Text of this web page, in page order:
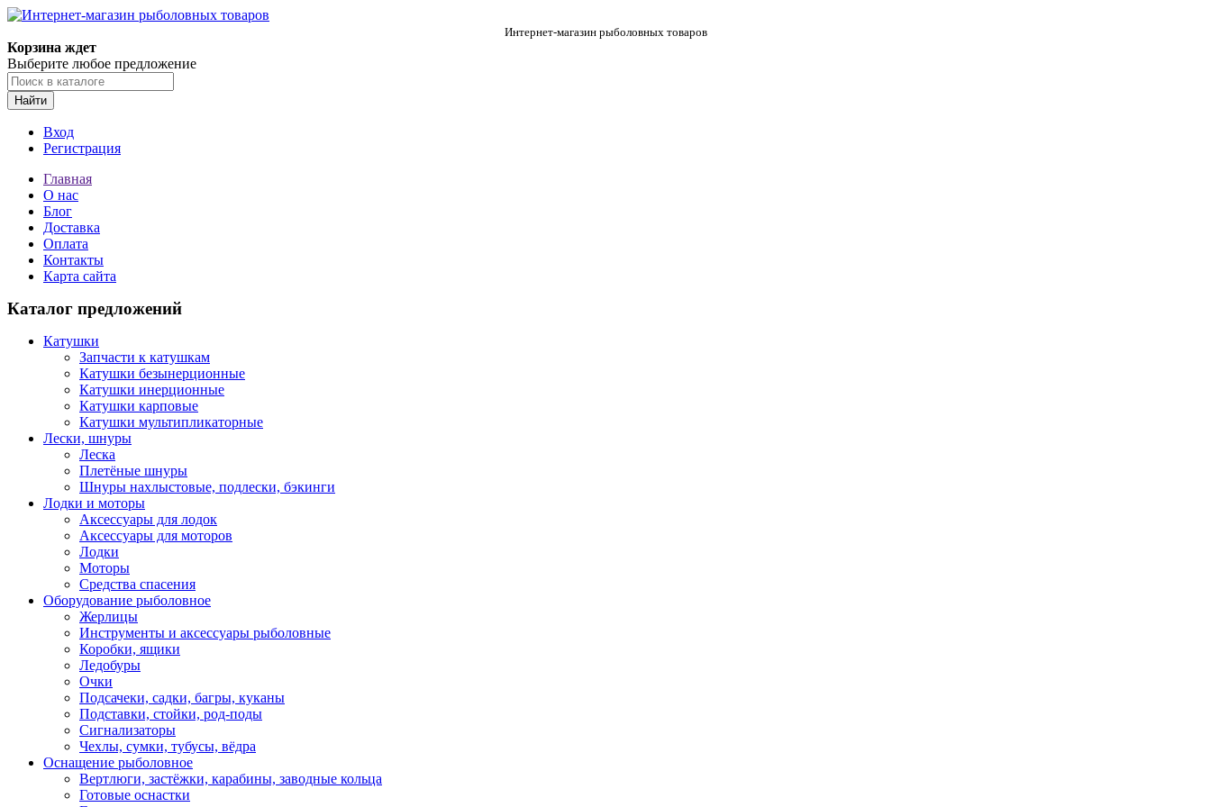
Интернет-магазин рыболовных товаров
Корзина ждет
Выберите любое предложение
Найти
Вход
Регистрация
Главная
О нас
Блог
Доставка
Оплата
Контакты
Карта сайта
Каталог предложений
Катушки
Запчасти к катушкам
Катушки безынерционные
Катушки инерционные
Катушки карповые
Катушки мультипликаторные
Лески, шнуры
Леска
Плетёные шнуры
Шнуры нахлыстовые, подлески, бэкинги
Лодки и моторы
Аксессуары для лодок
Аксессуары для моторов
Лодки
Моторы
Средства спасения
Оборудование рыболовное
Жерлицы
Инструменты и аксессуары рыболовные
Коробки, ящики
Ледобуры
Очки
Подсачеки, садки, багры, куканы
Подставки, стойки, род-поды
Сигнализаторы
Чехлы, сумки, тубусы, вёдра
Оснащение рыболовное
Вертлюги, застёжки, карабины, заводные кольца
Готовые оснастки